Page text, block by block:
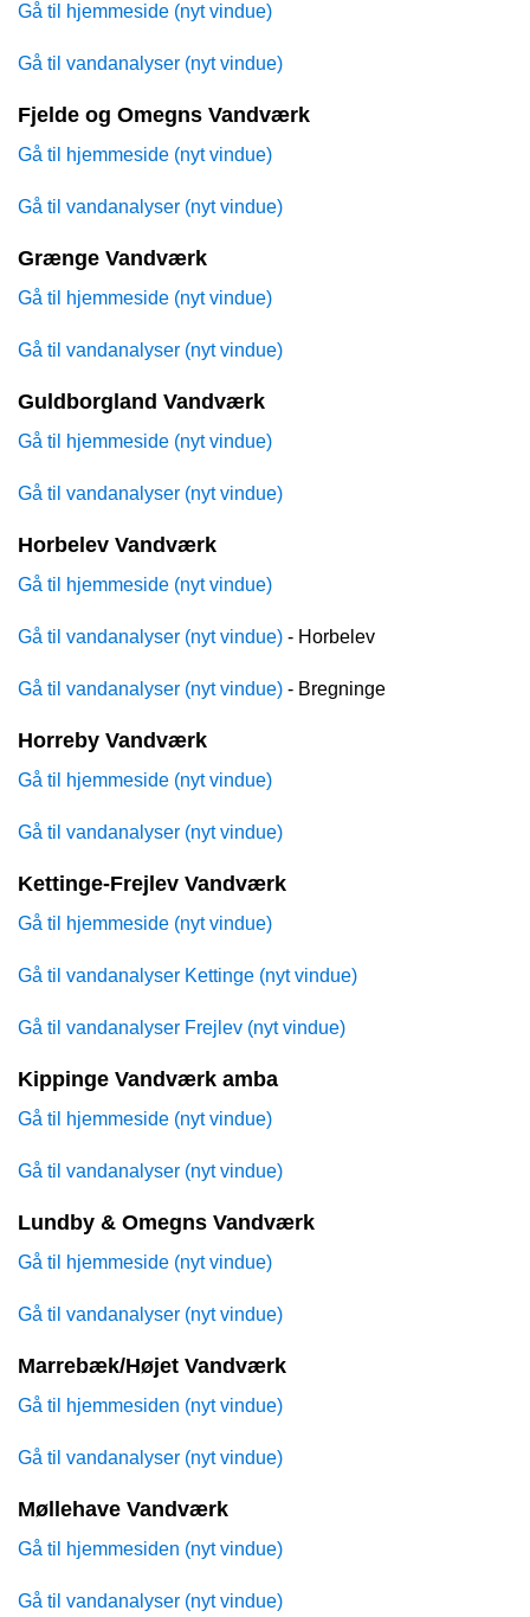
Gå til hjemmeside (nyt vindue)
Gå til vandanalyser (nyt vindue)
Fjelde og Omegns Vandværk
Gå til hjemmeside (nyt vindue)
Gå til vandanalyser (nyt vindue)
Grænge Vandværk
Gå til hjemmeside (nyt vindue)
Gå til vandanalyser (nyt vindue)
Guldborgland Vandværk
Gå til hjemmeside (nyt vindue)
Gå til vandanalyser (nyt vindue)
Horbelev Vandværk
Gå til hjemmeside (nyt vindue)
Gå til vandanalyser (nyt vindue) - Horbelev
Gå til vandanalyser (nyt vindue) - Bregninge
Horreby Vandværk
Gå til hjemmeside (nyt vindue)
Gå til vandanalyser (nyt vindue)
Kettinge-Frejlev Vandværk
Gå til hjemmeside (nyt vindue)
Gå til vandanalyser Kettinge (nyt vindue)
Gå til vandanalyser Frejlev (nyt vindue)
Kippinge Vandværk amba
Gå til hjemmeside (nyt vindue)
Gå til vandanalyser (nyt vindue)
Lundby & Omegns Vandværk
Gå til hjemmeside (nyt vindue)
Gå til vandanalyser (nyt vindue)
Marrebæk/Højet Vandværk
Gå til hjemmesiden (nyt vindue)
Gå til vandanalyser (nyt vindue)
Møllehave Vandværk
Gå til hjemmesiden (nyt vindue)
Gå til vandanalyser (nyt vindue)